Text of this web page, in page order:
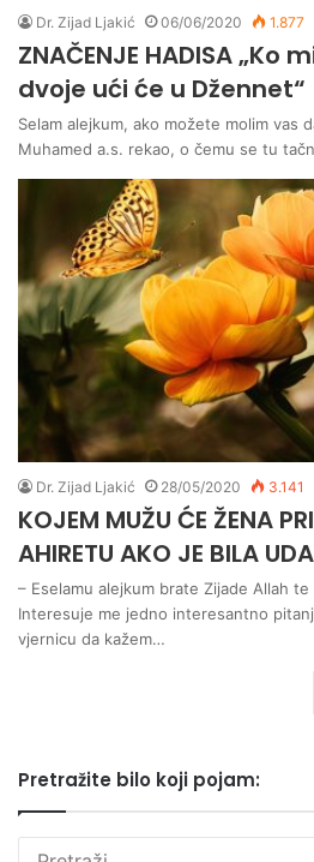
Dr. Zijad Ljakić 06/06/2020 1.877
ZNAČENJE HADISA „Ko
dvoje ući će u Džennet“
Selam alejkum, ako možete molim vas
Muhamed a.s. rekao, o čemu se tu
Dr. Zijad Ljakić 28/05/2020 3.141
KOJEM MUŽU ĆE ŽENA
AHIRETU AKO JE BILA
– Eselamu alejkum brate Zijade Allah
Interesuje me jedno interesantno
vjernicu da kažem…
Pretražite bilo koji pojam: